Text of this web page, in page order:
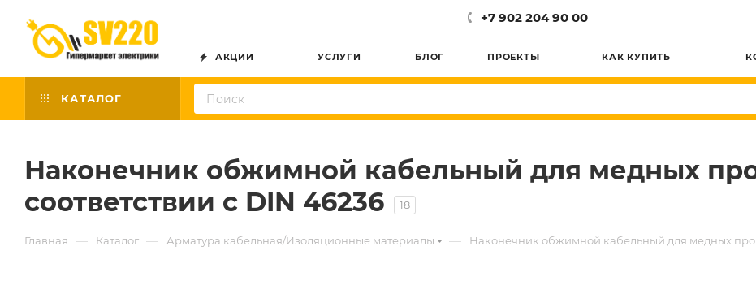
+7 902 204 90 00
АКЦИИ УСЛУГИ БЛОГ ПРОЕКТЫ КАК КУПИТЬ
КАТАЛОГ
Наконечник обжимной кабельный для медных
соответствии с DIN 46236
18
Главная — Каталог — Арматура кабельная/Изоляционные материалы — Наконечник обжимной кабельный для медных